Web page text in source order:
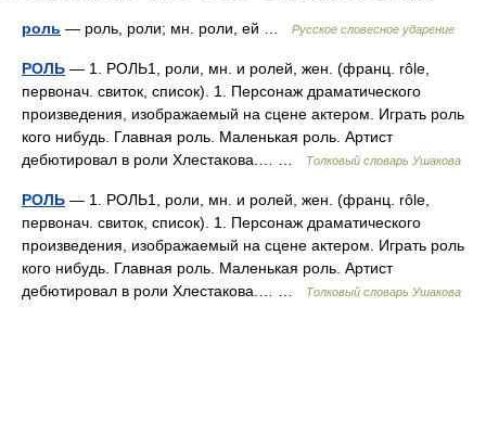
роль — роль, роли; мн. роли, ей … Русское словесное ударение
РОЛЬ — 1. РОЛЬ1, роли, мн. и ролей, жен. (франц. rôle,
первонач. свиток, список). 1. Персонаж драматического
произведения, изображаемый на сцене актером. Играть роль
кого нибудь. Главная роль. Маленькая роль. Артист
дебютировал в роли Хлестакова.… …
Толковый словарь Ушакова
РОЛЬ — 1. РОЛЬ1, роли, мн. и ролей, жен. (франц. rôle,
первонач. свиток, список). 1. Персонаж драматического
произведения, изображаемый на сцене актером. Играть роль
кого нибудь. Главная роль. Маленькая роль. Артист
дебютировал в роли Хлестакова.… …
Толковый словарь Ушакова